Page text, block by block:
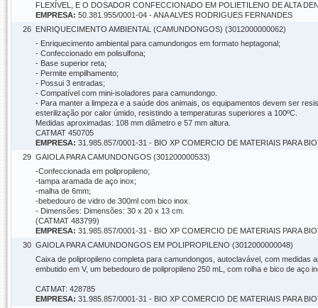
FLEXÍVEL, E O DOSADOR CONFECCIONADO EM POLIETILENO DE ALTA
EMPRESA: 50.381.955/0001-04 - ANA ALVES RODRIGUES FERNANDES
26 ENRIQUECIMENTO AMBIENTAL (CAMUNDONGOS) (3012000000062)
- Enriquecimento ambiental para camundongos em formato heptagonal;
- Confeccionado em polisulfona;
- Base superior reta;
- Permite empilhamento;
- Possui 3 entradas;
- Compatível com mini-isoladores para camundongo.
- Para manter a limpeza e a saúde dos animais, os equipamentos devem ser
esterilização por calor úmido, resistindo a temperaturas superiores a 100ºC.
Medidas aproximadas: 108 mm diâmetro e 57 mm altura.
CATMAT 450705
EMPRESA: 31.985.857/0001-31 - BIO XP COMERCIO DE MATERIAIS PARA
29 GAIOLA PARA CAMUNDONGOS (301200000533)
-Confeccionada em polipropileno;
-tampa aramada de aço inox;
-malha de 6mm;
-bebedouro de vidro de 300ml com bico inox.
- Dimensões: Dimensões: 30 x 20 x 13 cm.
(CATMAT 483799)
EMPRESA: 31.985.857/0001-31 - BIO XP COMERCIO DE MATERIAIS PARA
30 GAIOLA PARA CAMUNDONGOS EM POLIPROPILENO (3012000000048)
Caixa de polipropileno completa para camundongos, autoclavável, com
embutido em V, um bebedouro de polipropileno 250 mL, com rolha e bico de aço
CATMAT: 428785
EMPRESA: 31.985.857/0001-31 - BIO XP COMERCIO DE MATERIAIS PARA